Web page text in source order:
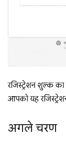
रजिस्ट्रेशन शुल्क
आपको यह
अगले चरण